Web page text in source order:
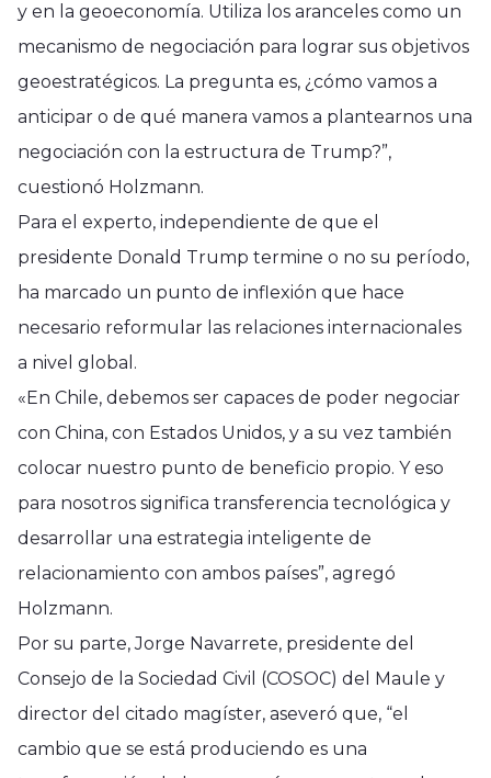
y en la geoeconomía. Utiliza los aranceles como un
mecanismo de negociación para lograr sus objetivos
geoestratégicos. La pregunta es, ¿cómo vamos a
anticipar o de qué manera vamos a plantearnos una
negociación con la estructura de Trump?”,
cuestionó Holzmann.
Para el experto, independiente de que el
presidente Donald Trump termine o no su período,
ha marcado un punto de inflexión que hace
necesario reformular las relaciones internacionales
a nivel global.
«En Chile, debemos ser capaces de poder negociar
con China, con Estados Unidos, y a su vez también
colocar nuestro punto de beneficio propio. Y eso
para nosotros significa transferencia tecnológica y
desarrollar una estrategia inteligente de
relacionamiento con ambos países”, agregó
Holzmann.
Por su parte, Jorge Navarrete, presidente del
Consejo de la Sociedad Civil (COSOC) del Maule y
director del citado magíster, aseveró que, “el
cambio que se está produciendo es una